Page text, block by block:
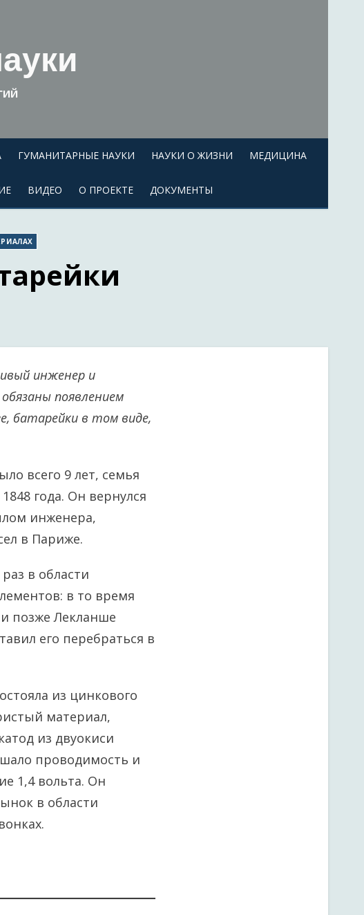
ГУМАНИТАРНЫЕ НАУКИ НАУКИ О ЖИЗНИ МЕДИЦИНА
ВИДЕО О ПРОЕКТЕ ДОКУМЕНТЫ
инженер и
появлением
батарейки в том виде,
всего 9 лет, семья
года. Он вернулся
инженера,
в Париже.
в области
в то время
позже Лекланше
его перебраться в
из цинкового
материал,
из двуокиси
проводимость и
1,4 вольта. Он
в области